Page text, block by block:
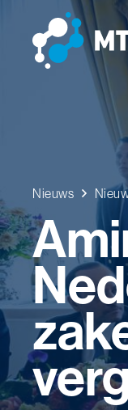
Nieuws